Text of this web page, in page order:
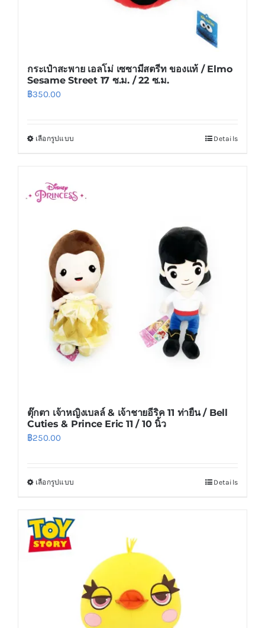
กระเป๋าสะพาย เอลโม่ เซซามีสตรีท ของแท้ / Elmo
Sesame Street 17 ซ.ม. / 22 ซ.ม.
฿350.00
เลือกรูปแบบ
multiple
options
may
chosen
on
the
product
page
Details
ตุ๊กตา เจ้าหญิงเบลล์ & เจ้าชายอีริค 11 ท่ายืน / Bell
Cuties & Prince Eric 11 / 10 นิ้ว
฿250.00
เลือกรูปแบบ
has
options
may
be
Details